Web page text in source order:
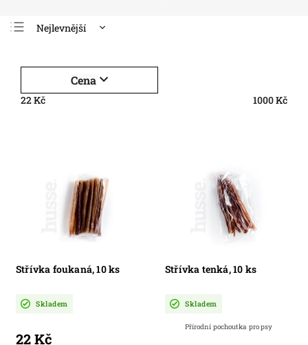
Nejlevnější
Nejprodávanější
Abecedně
Cena
22Kč 1000Kč
Střívka foukaná, 10 ks
Skladem
22 Kč
Střívka tenká, 10 ks
Skladem
Přírodní pochoutka pro psy